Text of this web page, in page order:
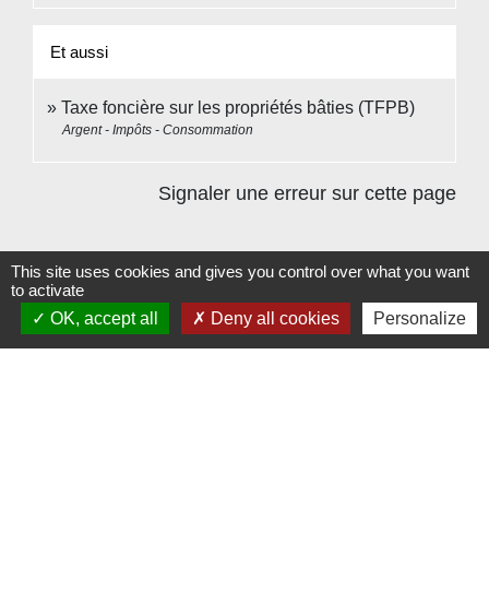
Et aussi
Taxe foncière sur les propriétés bâties (TFPB)
Argent - Impôts - Consommation
Signaler une erreur sur cette page
Contacts
This site uses cookies and gives you control over what you want
to activate
OK, accept all
Deny all cookies Personalize